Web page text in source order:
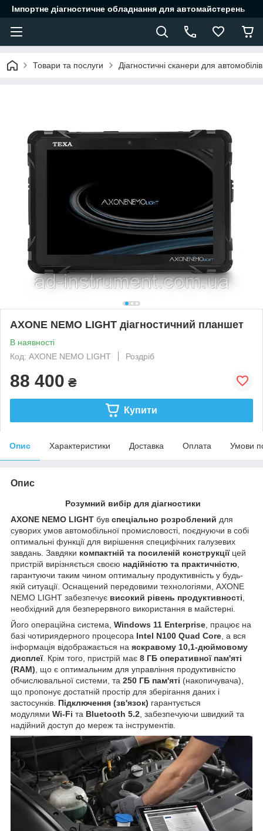
Імпортне діагностичне обладнання для автомайстерень
Товари та послуги Діагностичні сканери для
AXONE NEMO LIGHT діагностичний планшет
В наявності
Код: AXONE NEMO LIGHT
Роздріб
88 400 ₴
Купити
Опис Характеристики Доставка Оплата Умови
Опис
Розумний вибір для діагностики
AXONE NEMO LIGHT був спеціально розроблений для
суворих умов автомобільної промисловості, поєднуючи в собі
оптимальні функції для вирішення специфічних галузевих
завдань. Завдяки компактній та посиленій конструкціїцей
пристрій вирізняється своєю надійністю та практичністю
гарантуючи таким чином оптимальну продуктивність у будь-
якій ситуації. Оснащений передовими технологіями, AXONE
NEMO LIGHT забезпечує високий рівень продуктивності
необхідний для безперервного використання в майстерні.
Його операційна система, Windows 11 Enterprise , працює на
базі чотириядерного процесора Intel N100 Quad Core , а вся
інформація відображається на яскравому 10,1-дюймовому
дисплеї. Крім того, пристрій має 8 ГБ оперативної пам'яті
(RAM) , що є оптимальним для управління продуктивністю
обчислювальної системи, та 250 ГБ пам'яті (накопичувача),
що пропонує достатній простір для зберігання даних і
застосунків. Підключення (зв'язок) гарантується
модулями Wi-Fi та Bluetooth 5.2 , забезпечуючи швидкий та
надійний доступ до мереж та інструментів.